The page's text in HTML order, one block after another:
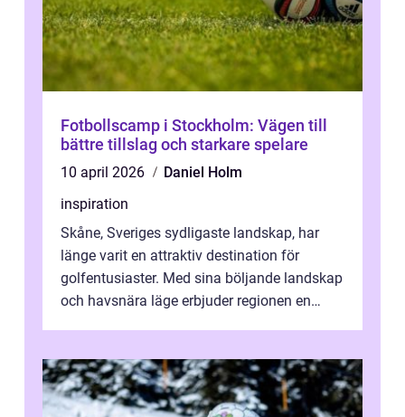
Fotbollscamp i Stockholm: Vägen till
bättre tillslag och starkare spelare
10 april 2026
Daniel Holm
inspiration
Skåne, Sveriges sydligaste landskap, har
länge varit en attraktiv destination för
golfentusiaster. Med sina böljande landskap
och havsnära läge erbjuder regionen en